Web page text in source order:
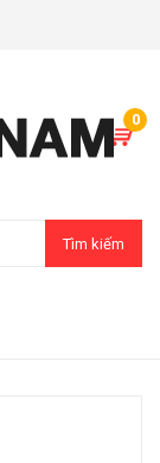
0
Tìm kiếm